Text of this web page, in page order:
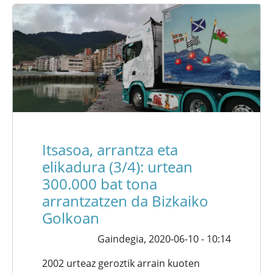
Itsasoa, arrantza eta
elikadura (3/4): urtean
300.000 bat tona
arrantzatzen da Bizkaiko
Golkoan
Gaindegia, 2020-06-10 - 10:14
2002 urteaz geroztik arrain kuoten